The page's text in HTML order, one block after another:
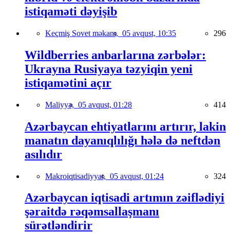
istiqaməti dəyişib
Keçmiş Sovet məkanı, 05 avqust, 10:35 296
Wildberries anbarlarına zərbələr:
Ukrayna Rusiyaya təzyiqin yeni
istiqamətini açır
Maliyyə, 05 avqust, 01:28 414
Azərbaycan ehtiyatlarını artırır, lakin
manatın dayanıqlılığı hələ də neftdən
asılıdır
Makroiqtisadiyyat, 05 avqust, 01:24 324
Azərbaycan iqtisadi artımın zəiflədiyi
şəraitdə rəqəmsallaşmanı
sürətləndirir